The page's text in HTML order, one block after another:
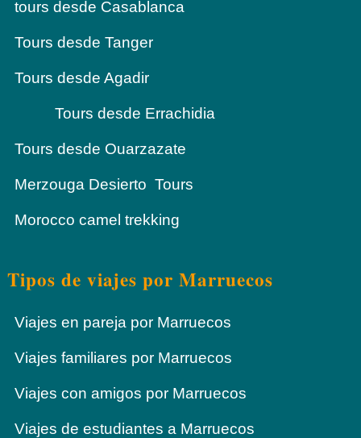
tours desde Casablanca
Tours desde Tanger
Tours desde Agadir
Tours desde Errachidia
Tours desde Ouarzazate
Merzouga Desierto Tours
Morocco camel trekking
Tipos de viajes por Marruecos
Viajes en pareja por Marruecos
Viajes familiares por Marruecos
Viajes con amigos por Marruecos
Viajes de estudiantes a Marruecos